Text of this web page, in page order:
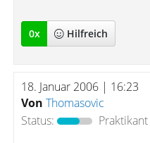
0x Hilfreich
18. Januar 2006 | 16:23
Von Thomasovic
Status:
Praktikant